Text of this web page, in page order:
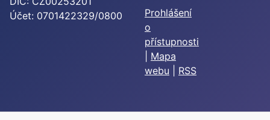
Účet: 0701422329/0800
Prohlášení
o
přístupnosti
Mapa
webu
RSS